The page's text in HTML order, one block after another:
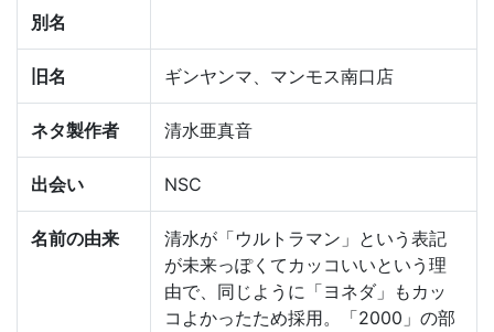
別名
旧名 ギンヤンマ、マンモス南口店
ネタ製作者 清水亜真音
出会い NSC
名前の由来
清水が「ウルトラマン」という表記
が未来っぽくてカッコいいという理
由で、同じように「ヨネダ」もカッ
コよかったため採用。「2000」の部